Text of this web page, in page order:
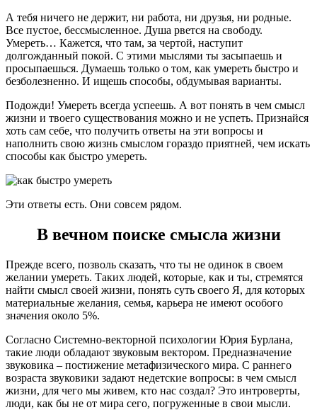
А тебя ничего не держит, ни работа, ни друзья, ни родные.
Все пустое, бессмысленное. Душа рвется на свободу.
Умереть… Кажется, что там, за чертой, наступит
долгожданный покой. С этими мыслями ты засыпаешь и
просыпаешься. Думаешь только о том, как умереть быстро и
безболезненно. И ищешь способы, обдумывая варианты.
Подожди! Умереть всегда успеешь. А вот понять в чем смысл
жизни и твоего существования можно и не успеть. Признайся
хоть сам себе, что получить ответы на эти вопросы и
наполнить свою жизнь смыслом гораздо приятней, чем искать
способы как быстро умереть.
Эти ответы есть. Они совсем рядом.
В вечном поиске смысла жизни
Прежде всего, позволь сказать, что ты не одинок в своем
желании умереть. Таких людей, которые, как и ты, стремятся
найти смысл своей жизни, понять суть своего Я, для которых
материальные желания, семья, карьера не имеют особого
значения около 5%.
Согласно Системно-векторной психологии Юрия Бурлана,
такие люди обладают звуковым вектором. Предназначение
звуковика – постижение метафизического мира. С раннего
возраста звуковики задают недетские вопросы: в чем смысл
жизни, для чего мы живем, кто нас создал? Это интроверты,
люди, как бы не от мира сего, погруженные в свои мысли.